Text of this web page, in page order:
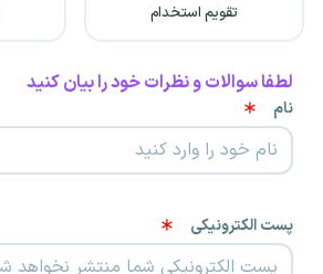
تقویم استخدام
لطفا سوالات و نظرات خود را بیان کنید
نام
پست الکترونیکی